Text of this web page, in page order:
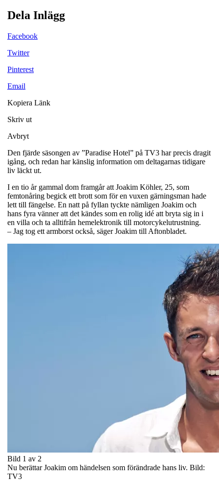
Dela Inlägg
Facebook
Twitter
Pinterest
Email
Kopiera Länk
Skriv ut
Avbryt
Den fjärde säsongen av ”Paradise Hotel” på TV3 har precis dragit
igång, och redan har känslig information om deltagarnas tidigare
liv läckt ut.
I en tio år gammal dom framgår att Joakim Köhler, 25, som
femtonåring begick ett brott som för en vuxen gärningsman hade
lett till fängelse. En natt på fyllan tyckte nämligen Joakim och
hans fyra vänner att det kändes som en rolig idé att bryta sig in i
en villa och ta alltifrån hemelektronik till motorcykelutrustning.
– Jag tog ett armborst också, säger Joakim till Aftonbladet.
Bild 1 av 2
Nu berättar Joakim om händelsen som förändrade hans liv. Bild:
TV3